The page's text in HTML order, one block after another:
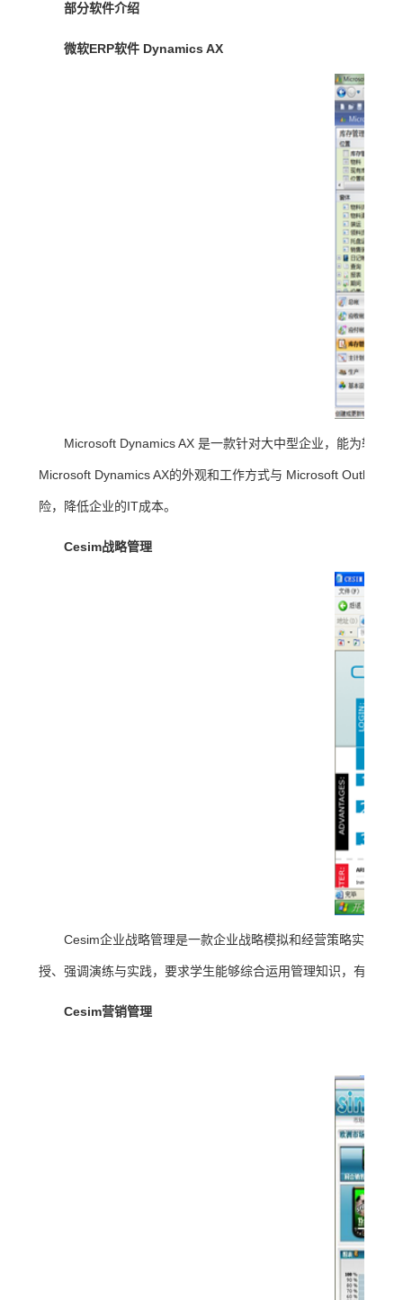
部分软件介绍
微软ERP软件 Dynamics AX
Microsoft Dynamics AX 是一款针对大中型企业，能为较丰
Microsoft Dynamics AX的外观和工作方式与 Microsoft Outlook
险，降低企业的IT成本。
Cesim战略管理
Cesim企业战略管理是一款企业战略模拟和经营策略实施模
授、强调演练与实践，要求学生能够综合运用管理知识，有较强
Cesim营销管理